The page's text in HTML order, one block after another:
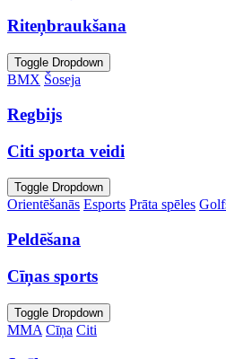
Riteņbraukšana
Toggle Dropdown
BMX Šoseja
Regbijs
Citi sporta veidi
Toggle Dropdown
Orientēšanās Esports Prāta spēles
Peldēšana
Cīņas sports
Toggle Dropdown
MMA Cīņa Citi